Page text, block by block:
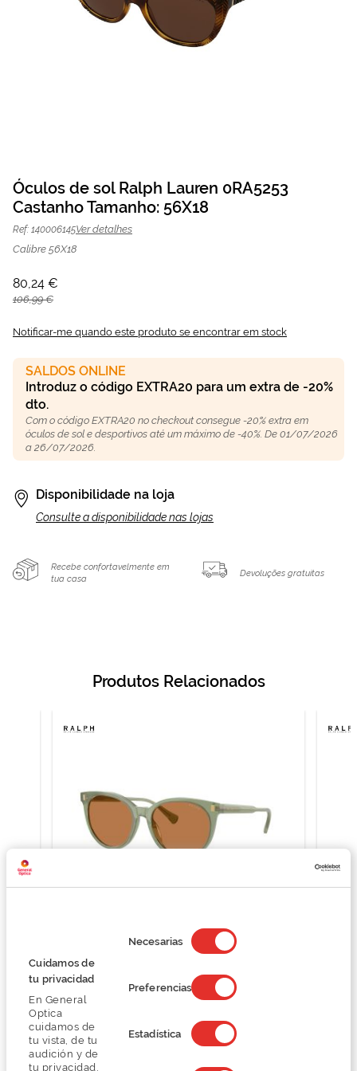
Cuidamos de
tu privacidad
En General
Optica
cuidamos de
tu vista, de tu
audición y de
tu privacidad,
de
consentimiento
Necesarias
Preferencias
Estadística
Óculos de sol Ralph Lauren 0RA5253
Castanho | Mais Optica
para
o
início
Galeria
de
Óculos de sol Ralph Lauren 0RA5253
Castanho Tamanho: 56X18
Ref: 140006145Ver detalhes
Calibre 56X18
80,24 €
106,99 €
Notificar-me quando este produto se encontrar em stock
SALDOS ONLINE
Introduz o código EXTRA20 para um extra de -20%
dto.
Com o código EXTRA20 no checkout consegue -20% extra em
óculos de sol e desportivos até um máximo de -40%. De 01/07/2026
a 26/07/2026.
Disponibilidade na loja
Consulte a disponibilidade nas lojas
Recebe confortavelmente em
tua casa
Devoluções gratuitas
Produtos Relacionados
Ralph Lauren 0RA5331U
100,50 €